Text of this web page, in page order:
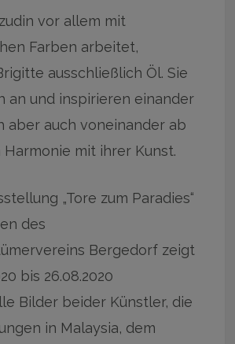
vor allem mit
Farben arbeitet,
ausschließlich Öl. Sie
an und inspirieren einander
aber auch voneinander ab
mit ihrer Kunst.
„Tore zum Paradies“
des
Bergedorf zeigt
bis 26.08.2020
Bilder beider Künstler, die
in Malaysia, dem